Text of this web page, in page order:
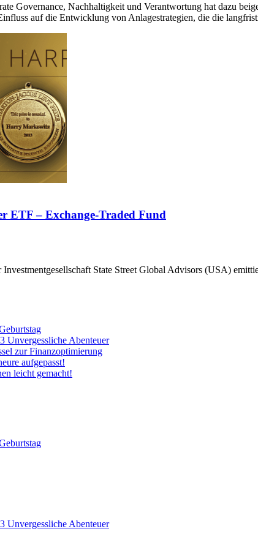
Governance, Nachhaltigkeit und Verantwortung hat dazu
auf die Entwicklung von Anlagestrategien, die die
ETF – Exchange-Traded Fund
State Street Global Advisors (USA)
Unvergessliche Abenteuer
zur Finanzoptimierung
aufgepasst!
leicht gemacht!
Unvergessliche Abenteuer